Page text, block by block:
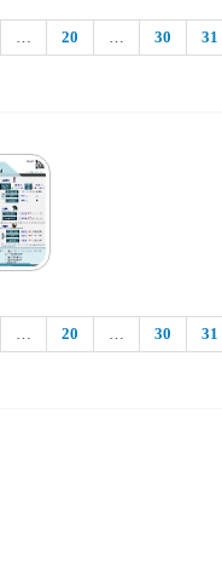
20 30 31
… 20 … 30 31